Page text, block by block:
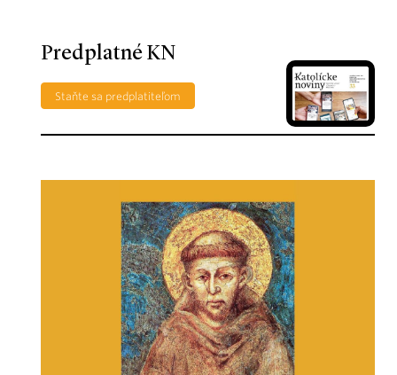
Predplatné KN
Staňte sa predplatiteľom